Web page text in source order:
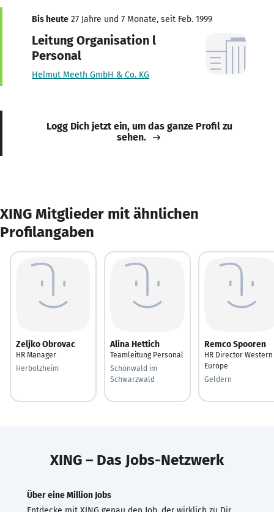
Bis heute 27 Jahre und 7 Monate, seit Feb. 1999
Leitung Organisation l
Personal
Helmut Meeth GmbH & Co. KG
Logg Dich jetzt ein, um das ganze Profil zu
sehen.
XING Mitglieder mit ähnlichen
Profilangaben
Zeljko Obrovac
HR Manager
Herbolzheim
Alina Hettich
Teamleitung Personal
Schönwald im
Schwarzwald
Remco Spooren
HR Director Western
Europe
Geldern
XING – Das Jobs-Netzwerk
Über eine Million Jobs